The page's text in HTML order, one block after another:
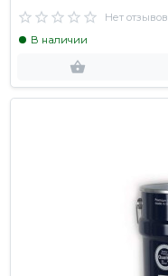
Нет отзывов
В наличии